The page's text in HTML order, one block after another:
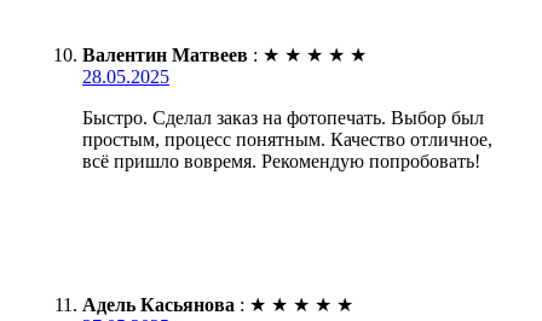
Валентин Матвеев : ★ ★ ★ ★ ★
28.05.2025
Быстро. Сделал заказ на фотопечать. Выбор был
простым, процесс понятным. Качество отличное,
всё пришло вовремя. Рекомендую попробовать!
Адель Касьянова : ★ ★ ★ ★ ★